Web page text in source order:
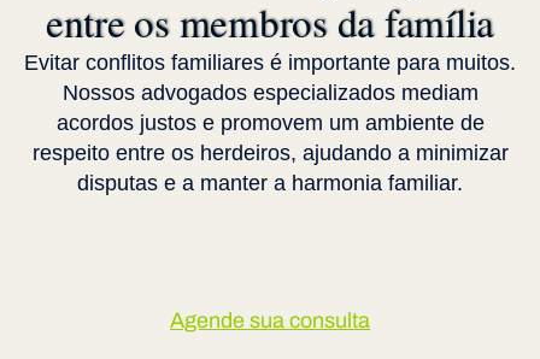
entre os membros da família
Evitar conflitos familiares é importante para muitos.
Nossos advogados especializados mediam
acordos justos e promovem um ambiente de
respeito entre os herdeiros, ajudando a minimizar
disputas e a manter a harmonia familiar.
Agende sua consulta